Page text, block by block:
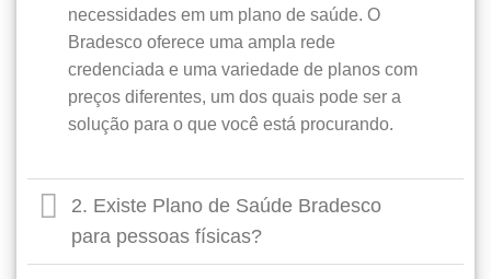
necessidades em um plano de saúde. O
Bradesco oferece uma ampla rede
credenciada e uma variedade de planos com
preços diferentes, um dos quais pode ser a
solução para o que você está procurando.
2. Existe Plano de Saúde Bradesco
para pessoas físicas?